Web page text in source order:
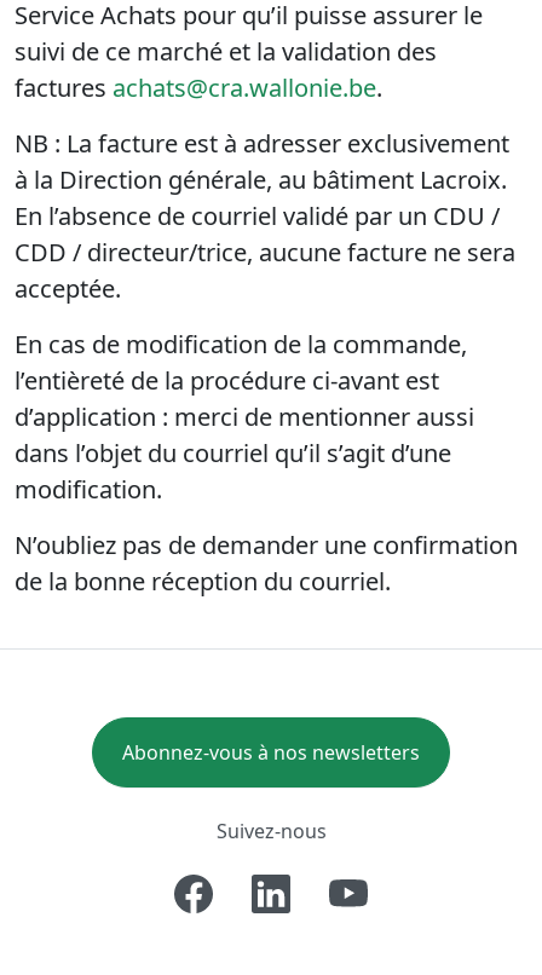
Service Achats pour qu’il puisse assurer le
suivi de ce marché et la validation des
factures achats@cra.wallonie.be.
NB : La facture est à adresser exclusivement
à la Direction générale, au bâtiment Lacroix.
En l’absence de courriel validé par un CDU /
CDD / directeur/trice, aucune facture ne sera
acceptée.
En cas de modification de la commande,
l’entièreté de la procédure ci-avant est
d’application : merci de mentionner aussi
dans l’objet du courriel qu’il s’agit d’une
modification.
N’oubliez pas de demander une confirmation
de la bonne réception du courriel.
Abonnez-vous à nos newsletters
Suivez-nous